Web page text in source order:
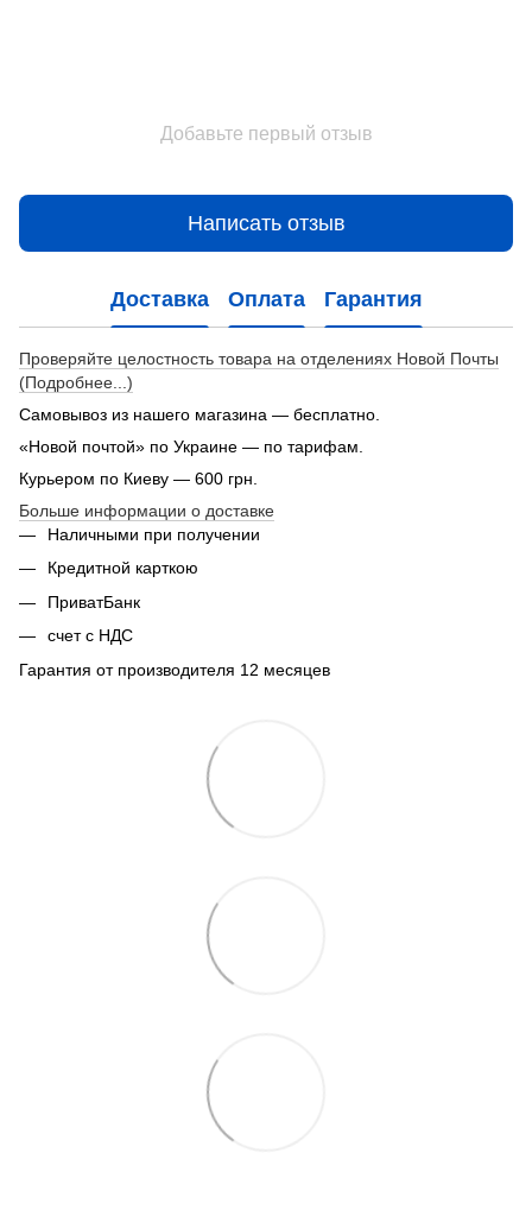
Добавьте первый отзыв
Написать отзыв
Доставка Оплата Гарантия
Проверяйте целостность товара на отделениях Новой Почты
(Подробнее...)
Самовывоз из нашего магазина — бесплатно.
«Новой почтой» по Украине — по тарифам.
Курьером по Киеву — 600 грн.
Больше информации о доставке
Наличными при получении
Кредитной карткою
ПриватБанк
счет с НДС
Гарантия от производителя 12 месяцев